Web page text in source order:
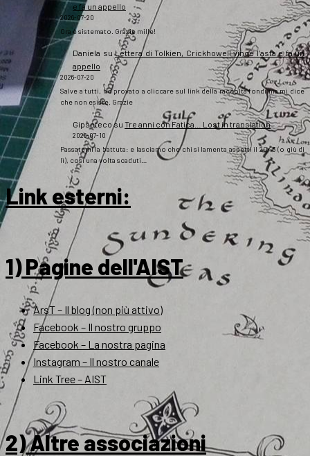
e fa un appello
2026-07-20
Ora è sistemato. Grazie mille!
Daniela suLettera di Tolkien, Crickhowell vince l’asta e fa un
appello
2026-07-20
Salve a tutti, ho provato a cliccare sul link della raccolta fondi ma mi dice
che non esiste. Grazie
Gipsotecosu Tre anni con Fatica… Lost in translation
2026-07-10
Passatemi la battuta: e lasciamo che chi si lamenta aspetti il 2043 (o giù di
lì), così una volta scaduti…
Link esterni:
1) Pagine dell'AIST
ArsT – Il blog (non più attivo)
Facebook – Il nostro gruppo
Facebook – La nostra pagina
Instagram – Il nostro canale
Link Tree – AIST
2) Altre associazioni